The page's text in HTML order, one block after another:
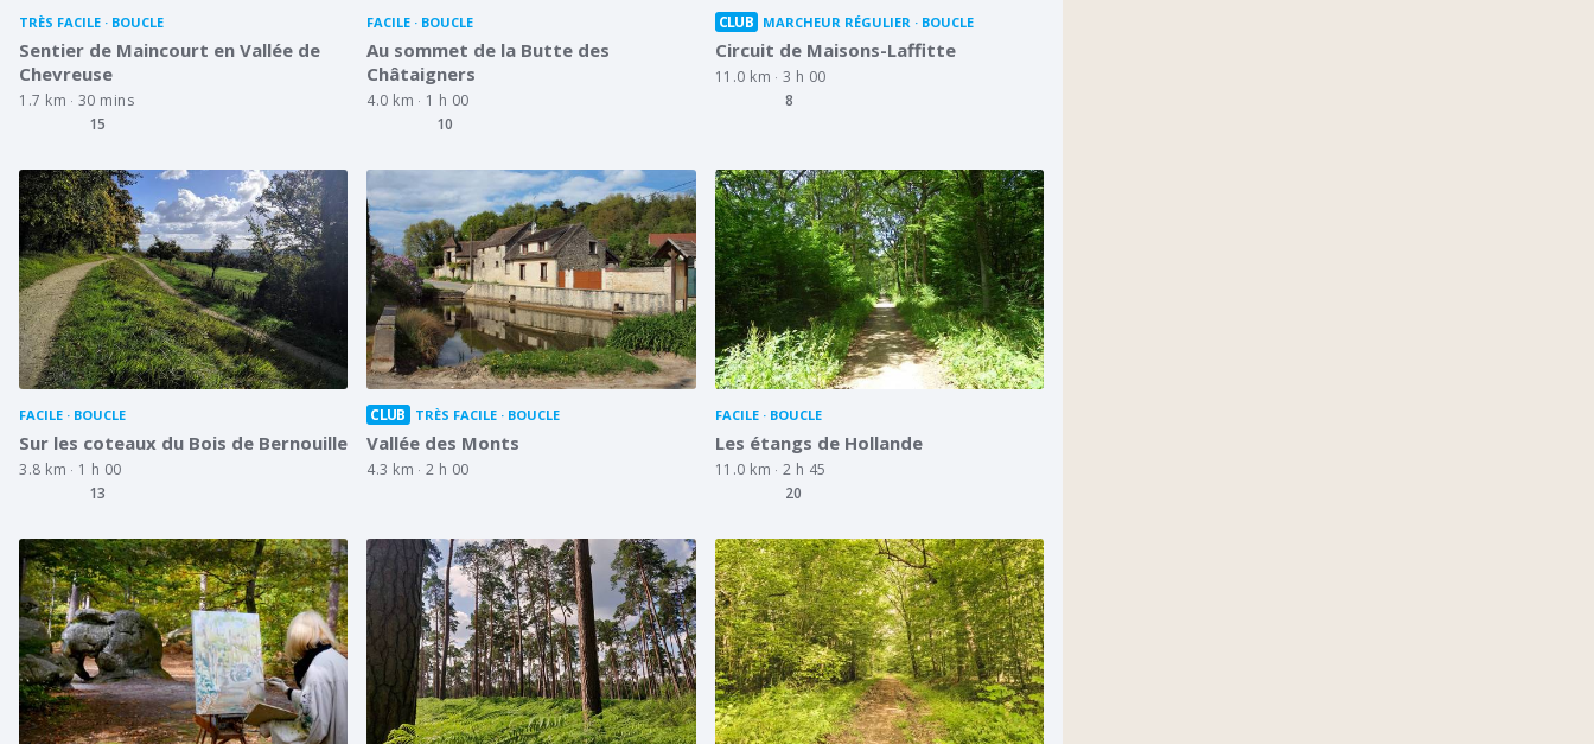
TRÈS FACILE BOUCLE
Sentier de Maincourt en Vallée de
Chevreuse
1.7 km
30 mins
15
FACILE BOUCLE
Au sommet de la Butte des
Châtaigners
4.0 km
1 h 00
10
CLUB MARCHEUR RÉGULIER BOUCLE
Circuit de Maisons-Laffitte
11.0 km
3 h 00
8
FACILE BOUCLE
Sur les coteaux du Bois de Bernouille
3.8 km
1 h 00
13
CLUB TRÈS FACILE BOUCLE
Vallée des Monts
4.3 km 2 h 00
FACILE BOUCLE
Les étangs de Hollande
11.0 km
2 h 45
20